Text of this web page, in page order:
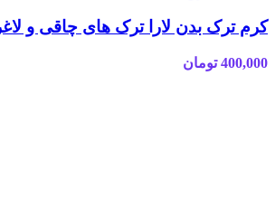
کرم ترک بدن لارا ترک های چاقی و
400,000 تومان